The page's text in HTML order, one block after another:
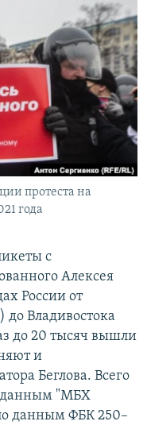
протеста на
года
с
Алексея
России от
Владивостока
до 20 тысяч вышли
и
Беглова. Всего
данным "МБХ
данным ФБК 250–